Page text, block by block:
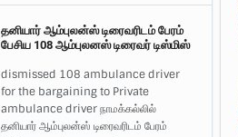
தனியார் ஆம்புலன்ஸ் டிரைவரிடம் பேரம்
பேசிய 108 ஆம்புலனஸ் டிரைவர் டிஸ்மிஸ்
dismissed 108 ambulance driver
for the bargaining to Private
ambulance driver நாமக்கல்லில்
தனியார் ஆம்புலன்ஸ் டிரைவரிடம் பேரம்